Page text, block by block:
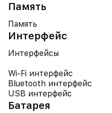
Память
Память
Интерфейс
Интерфейсы
Wi-Fi интерфейс
Bluetooth интерфейс
USB интерфейс
Батарея